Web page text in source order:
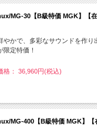
MG-30【B級特価 MGK】【在
やかで、多彩なサウンドを作り
限定特価！
格： 36,960円(税込)
MG-400【B級特価 MGK】【